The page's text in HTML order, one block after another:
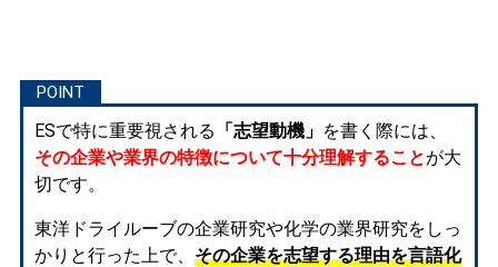
ESで特に重要視される 「志望動機」 を書く際には、
その企業や業界の特徴について十分理解することが大
切です。
東洋ドライルーブの企業研究や化学の業界研究をしっ
かりと行った上で、 その企業を志望する理由を言語化